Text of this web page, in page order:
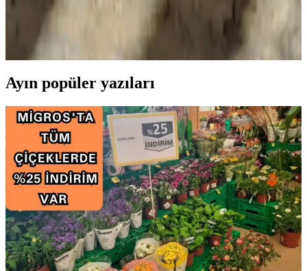
Senseo kahve kapsülleri, hızlı ve kaliteli kahve hazırlama imkanı
sunar. Kullanım kolaylığı ve çevre dostu seçenekleriyle öne çıkan bu
ürünler, kahve keyfini pratik hale getirir.
Ayın popüler yazıları